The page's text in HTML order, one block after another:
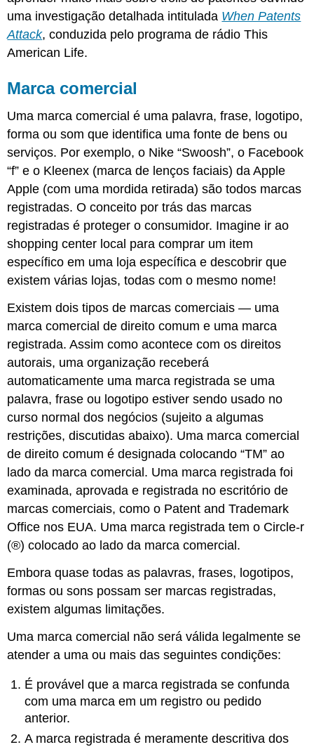
uma investigação detalhada intitulada When Patents
Attack,conduzida pelo programa de rádio This
American Life.
Marca comercial
Uma marca comercial é uma palavra, frase, logotipo,
forma ou som que identifica uma fonte de bens ou
serviços. Por exemplo, o Nike “Swoosh”, o Facebook
“f” e o Kleenex (marca de lenços faciais) da Apple
Apple (com uma mordida retirada) são todos marcas
registradas. O conceito por trás das marcas
registradas é proteger o consumidor. Imagine ir ao
shopping center local para comprar um item
específico em uma loja específica e descobrir que
existem várias lojas, todas com o mesmo nome!
Existem dois tipos de marcas comerciais — uma
marca comercial de direito comum e uma marca
registrada. Assim como acontece com os direitos
autorais, uma organização receberá
automaticamente uma marca registrada se uma
palavra, frase ou logotipo estiver sendo usado no
curso normal dos negócios (sujeito a algumas
restrições, discutidas abaixo). Uma marca comercial
de direito comum é designada colocando “TM” ao
lado da marca comercial. Uma marca registrada foi
examinada, aprovada e registrada no escritório de
marcas comerciais, como o Patent and Trademark
Office nos EUA. Uma marca registrada tem o Circle-r
(®) colocado ao lado da marca comercial.
Embora quase todas as palavras, frases, logotipos,
formas ou sons possam ser marcas registradas,
existem algumas limitações.
Uma marca comercial não será válida legalmente se
atender a uma ou mais das seguintes condições:
É provável que a marca registrada se confunda
com uma marca em um registro ou pedido
anterior.
A marca registrada é meramente descritiva dos